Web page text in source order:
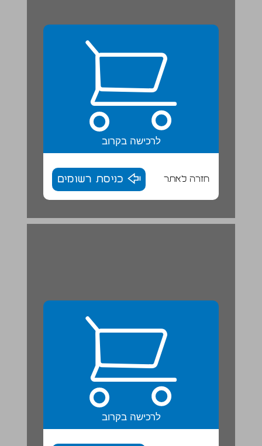
לרכישה בקרוב
חזרה לאתר כניסת רשומים
יחידה 3 איך אומרים בעברית? ... 12
לרכישה בקרוב